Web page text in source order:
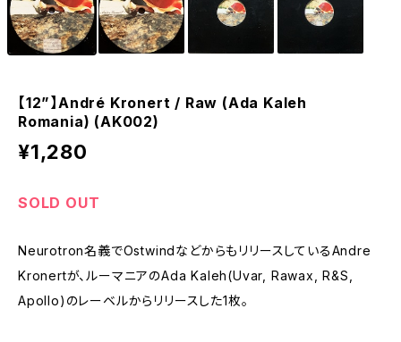
【12”】André Kronert / Raw (Ada Kaleh
Romania) (AK002)
¥1,280
SOLD OUT
Neurotron名義でOstwindなどからもリリースしているAndre
Kronertが、ルーマニアのAda Kaleh(Uvar, Rawax, R&S,
Apollo)のレーベルからリリースした1枚。